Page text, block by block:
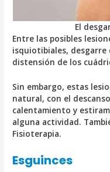
El
Entre las posibles
isquiotibiales, desgarre
distensión de los
Sin embargo, estas
natural, con el
calentamiento y
alguna actividad.
Fisioterapia.
Esguinces